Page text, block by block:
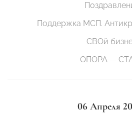
Поддержка МСП.
СВОй
ОПОРА —
06 Апреля